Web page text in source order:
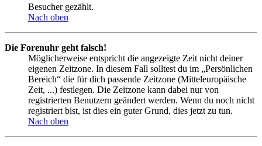
Besucher gezählt.
Nach oben
Die Forenuhr geht falsch!
Möglicherweise entspricht die angezeigte Zeit nicht deiner
eigenen Zeitzone. In diesem Fall solltest du im „Persönlichen
Bereich“ die für dich passende Zeitzone (Mitteleuropäische
Zeit, ...) festlegen. Die Zeitzone kann dabei nur von
registrierten Benutzern geändert werden. Wenn du noch nicht
registriert bist, ist dies ein guter Grund, dies jetzt zu tun.
Nach oben